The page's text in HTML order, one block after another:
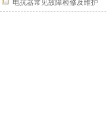
电抗器常见故障检修及维护